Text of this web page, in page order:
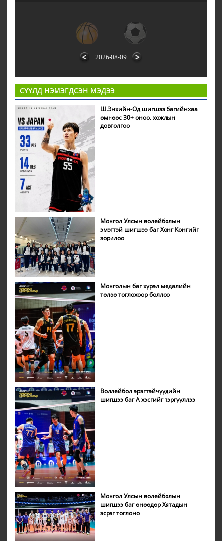
2026-08-09
СҮҮЛД НЭМЭГДСЭН МЭДЭЭ
Ш.Энхийн-Од шигшээ багийнхаа
өмнөөс 30+ оноо, хожлын
довтолгоо
Монгол Улсын волейболын
эмэгтэй шигшээ баг Хонг Конгийг
зорилоо
Монголын баг хүрэл медалийн
төлөө тоглохоор боллоо
Воллейбол эрэгтэйчүүдийн
шигшээ баг А хэсгийг тэргүүллээ
Монгол Улсын волейболын
шигшээ баг өнөөдөр Хятадын
эсрэг тоглоно